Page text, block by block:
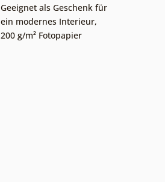
Geeignet als Geschenk für
ein modernes Interieur,
200 g/m² Fotopapier